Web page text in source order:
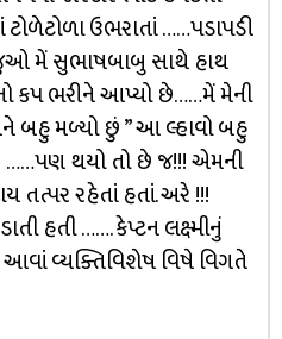
ઉભરાતાં ……પડાપડી
મેં સુભાષબાબુ સાથે હાથ
કપ ભરીને આપ્યો છે……મેં મેની
બહુ મળ્યો છું ” આ લ્હાવો બહુ
થયો તો છે જ!!! એમની
તત્પર રહેતાં હતાં. અરે !!!
હતી ……. કેપ્ટન લક્ષ્મીનું
વ્યક્તિવિશેષ વિષે વિગતે